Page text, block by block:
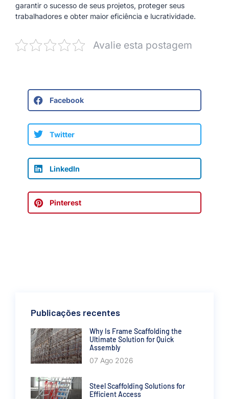
garantir o sucesso de seus projetos, proteger seus
trabalhadores e obter maior eficiência e lucratividade.
Avalie esta postagem
Facebook
Twitter
LinkedIn
Pinterest
Publicações recentes
Why Is Frame Scaffolding the
Ultimate Solution for Quick
Assembly
07 Ago 2026
Steel Scaffolding Solutions for
Efficient Access